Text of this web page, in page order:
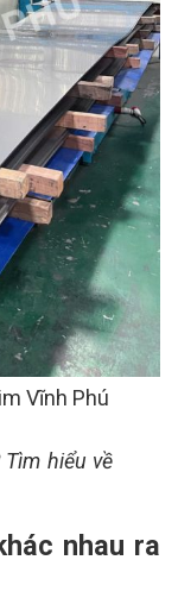
Vĩnh Phú
Tìm hiểu về
nhau ra